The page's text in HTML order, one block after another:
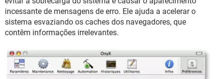
incessante de mensagens de erro. Ele ajuda a acelerar o
sistema esvaziando os caches dos navegadores, que
contêm informações irrelevantes.